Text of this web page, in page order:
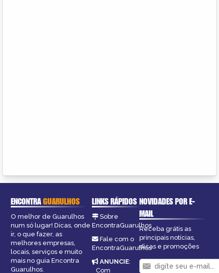
ENCONTRAGUARULHOS
O melhor de Guarulhos
num só lugar! Dicas, onde
ir, o que fazer, as
melhores empresas,
locais, serviços e muito
mais no guia Encontra
Guarulhos.
LINKS RÁPIDOS
Sobre
EncontraGuarulhos
Fale com o
EncontraGuarulhos
ANUNCIE:
Com
NOVIDADES POR E-
MAIL
Receba grátis as
principais notícias,
dicas e promoções